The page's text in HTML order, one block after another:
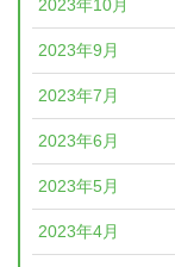
2023年10月
2023年9月
2023年7月
2023年6月
2023年5月
2023年4月